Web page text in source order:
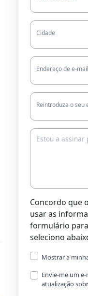
Cidade
Endereço de e-mail
Reintroduza o seu
Concordo que
usar as
formulário
seleciono
Mostrar a
Envie-me um
atualização